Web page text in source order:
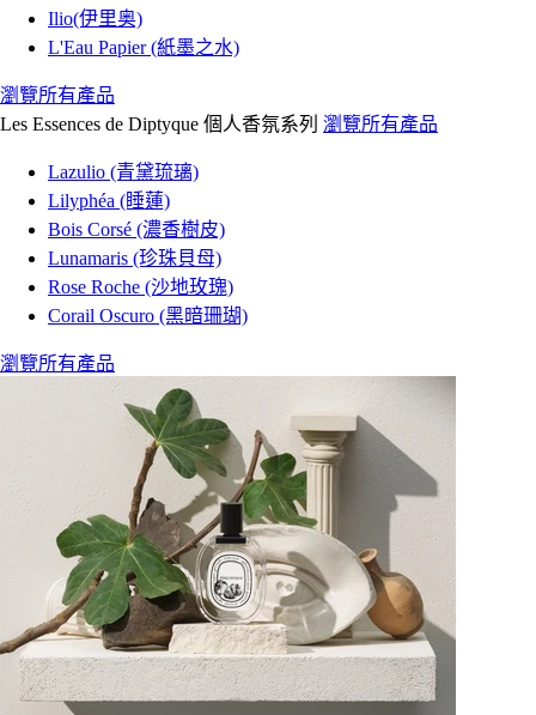
Ilio(伊里奥)
L'Eau Papier (紙墨之水)
瀏覽所有產品
Les Essences de Diptyque 個人香氛系列 瀏覽所有產品
Lazulio (青黛琉璃)
Lilyphéa (睡蓮)
Bois Corsé (濃香樹皮)
Lunamaris (珍珠貝母)
Rose Roche (沙地玫瑰)
Corail Oscuro (黑暗珊瑚)
瀏覽所有產品